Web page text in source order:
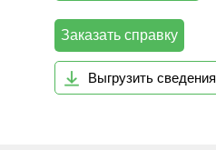
Заказать справку
Выгрузить сведения